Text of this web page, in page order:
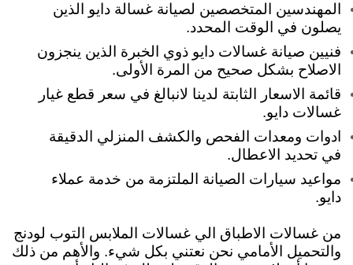
المهندسين المتخصصين لصيانة غسالة دايو الذين
يصلون في الوقت المحدد.
فنيين صيانة غسالات دايو ذوي الخبرة الذين ينجزون
الاصلاح بشكل صحيح من المرة الأولى.
قائمة الاسعار الثابتة لدينا لانبالغ في سعر قطع غيار
غسالات دايو.
ادوات ومعدات الفحص والكشف المنزلي الدقيقة
في تحديد الاعطال.
مواعيد سيارات الصيانة الملتزمة من خدمة عملاء
دايو.
من غسالات الاطباق الي غسالات الملابس التوب لودنج
والتحميل الأمامي نحن نعتني بكل شيء. والأهم من ذلك